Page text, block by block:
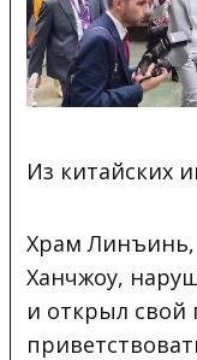
Из китайских
Храм Линъинь,
Ханчжоу,
и открыл свой